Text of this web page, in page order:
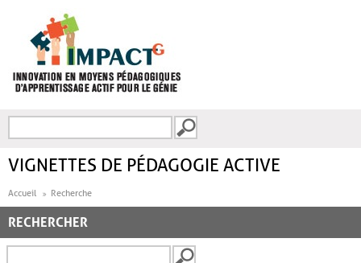
FORMULAIRE DE
VIGNETTES DE PÉDAGOGIE ACTIVE
Accueil Recherche
RECHERCHER